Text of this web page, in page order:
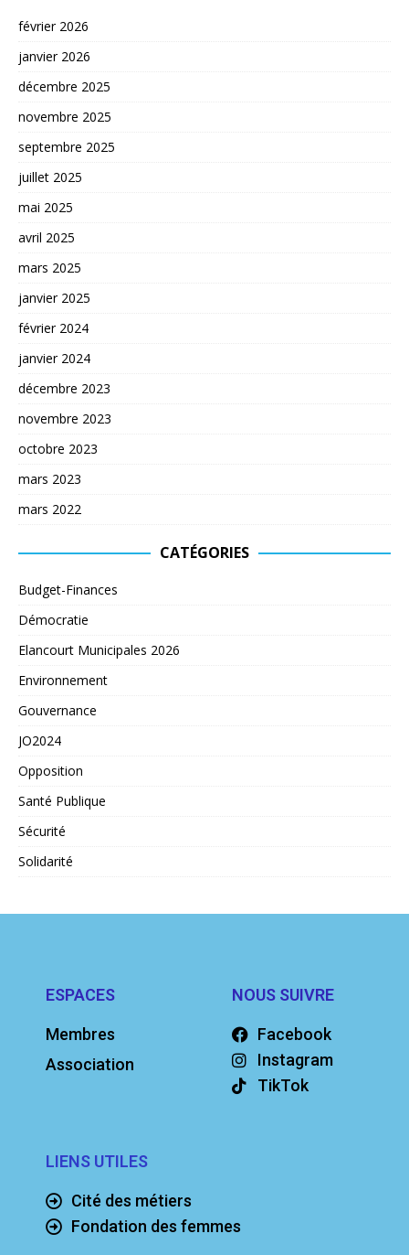
février 2026
janvier 2026
décembre 2025
novembre 2025
septembre 2025
juillet 2025
mai 2025
avril 2025
mars 2025
janvier 2025
février 2024
janvier 2024
décembre 2023
novembre 2023
octobre 2023
mars 2023
mars 2022
CATÉGORIES
Budget-Finances
Démocratie
Elancourt Municipales 2026
Environnement
Gouvernance
JO2024
Opposition
Santé Publique
Sécurité
Solidarité
ESPACES
Membres
Association
NOUS SUIVRE
Facebook
Instagram
TikTok
LIENS UTILES
Cité des métiers
Fondation des femmes